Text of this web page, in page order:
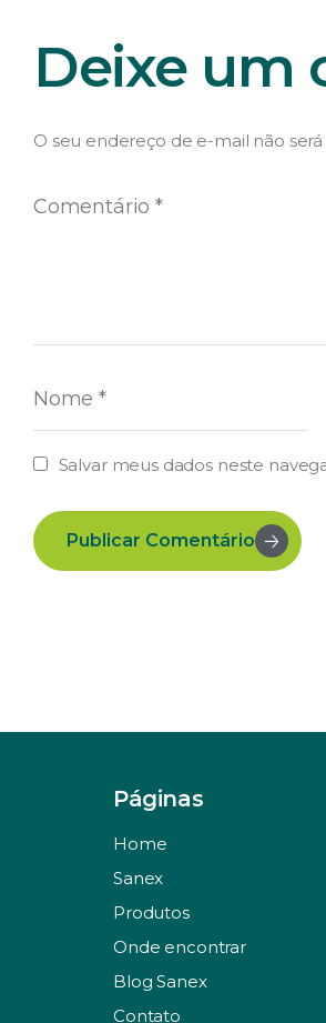
Deixe um
O seu endereço de e-mail não
Salvar meus dados neste
Publicar Comentário
Páginas
Home
Sanex
Produtos
Onde encontrar
Blog Sanex
Contato